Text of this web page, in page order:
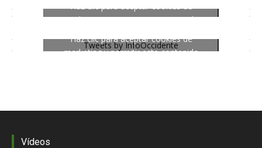
Haz clic para aceptar cookies de
marketing y permitir este contenido
Tweets by InfoOccidente
Haz clic para aceptar cookies de
marketing y permitir este contenido
Vídeos